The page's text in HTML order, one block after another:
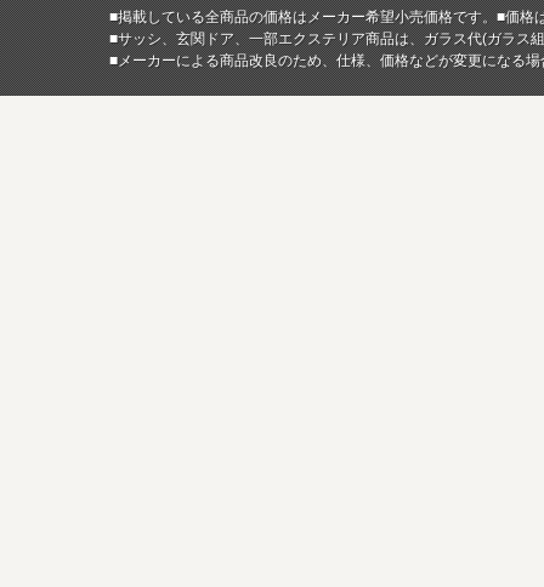
■掲載している全商品の価格はメーカー希望小売価格です。■価
■サッシ、玄関ドア、一部エクステリア商品は、ガラス代(ガラス
■メーカーによる商品改良のため、仕様、価格などが変更になる